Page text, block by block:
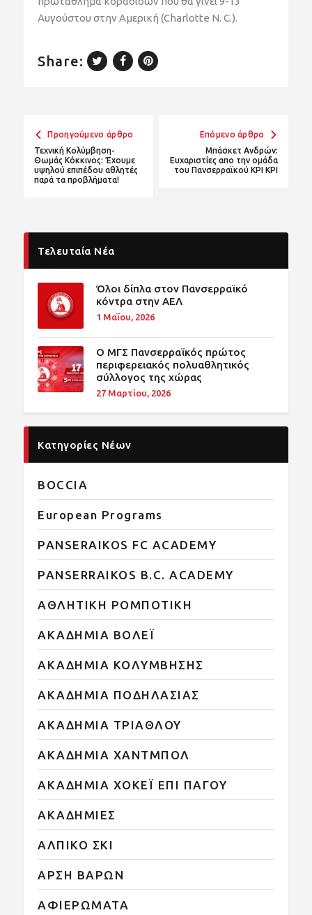
Αυγούστου στην Αμερική (Charlotte N. C.).
Share:
Προηγούμενο άρθρο
Τεχνική Κολύμβηση-
Θωμάς Κόκκινος: Έχουμε
υψηλού επιπέδου αθλητές
παρά τα προβλήματα!
Επόμενο άρθρο
Μπάσκετ Ανδρών:
Ευχαριστίες απο την ομάδα
του Πανσερραϊκού ΚΡΙ ΚΡΙ
Τελευταία Νέα
Όλοι δίπλα στον Πανσερραϊκό
κόντρα στην ΑΕΛ
1 Μαΐου, 2026
O ΜΓΣ Πανσερραϊκός πρώτος
περιφερειακός πολυαθλητικός
σύλλογος της χώρας
27 Μαρτίου, 2026
Κατηγορίες Νέων
BOCCIA
European Programs
PANSERAIKOS FC ACADEMY
PANSERRAIKOS B.C. ACADEMY
ΑΘΛΗΤΙΚΗ ΡΟΜΠΟΤΙΚΗ
ΑΚΑΔΗΜΙΑ ΒΟΛΕΪ
ΑΚΑΔΗΜΙΑ ΚΟΛΥΜΒΗΣΗΣ
ΑΚΑΔΗΜΙΑ ΠΟΔΗΛΑΣΙΑΣ
ΑΚΑΔΗΜΙΑ ΤΡΙΑΘΛΟΥ
ΑΚΑΔΗΜΙΑ ΧΑΝΤΜΠΟΛ
ΑΚΑΔΗΜΙΑ ΧΟΚΕΪ ΕΠΙ ΠΑΓΟΥ
ΑΚΑΔΗΜΙΕΣ
ΑΛΠΙΚΟ ΣΚΙ
ΑΡΣΗ ΒΑΡΩΝ
ΑΦΙΕΡΩΜΑΤΑ